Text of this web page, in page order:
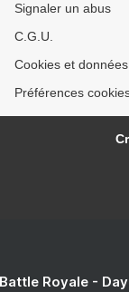
Signaler un abus
C.G.U.
Cookies et
Préférences
Royale -